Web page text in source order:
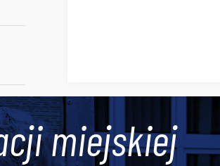
miejskiej